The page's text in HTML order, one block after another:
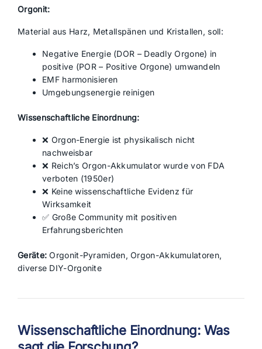
Orgonit:
Material aus Harz, Metallspänen und Kristallen, soll:
Negative Energie (DOR – Deadly Orgone) in
positive (POR – Positive Orgone) umwandeln
EMF harmonisieren
Umgebungsenergie reinigen
Wissenschaftliche Einordnung:
❌ Orgon-Energie ist physikalisch nicht
nachweisbar
❌ Reich’s Orgon-Akkumulator wurde von FDA
verboten (1950er)
❌ Keine wissenschaftliche Evidenz für
Wirksamkeit
✅ Große Community mit positiven
Erfahrungsberichten
Geräte: Orgonit-Pyramiden, Orgon-Akkumulatoren,
diverse DIY-Orgonite
Wissenschaftliche Einordnung: Was